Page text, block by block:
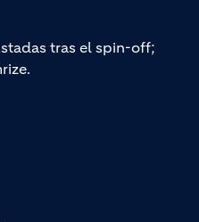
tras el spin-off;